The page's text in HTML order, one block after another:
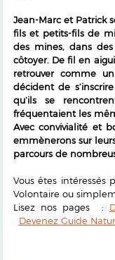
Jean-Marc et Patrick
fils et petits-fils de
des mines, dans
côtoyer. De fil en
retrouver comme
décident de
qu’ils se
fréquentaient les
Avec convivialité et
emmènerons sur
parcours de
Vous êtes intéressés
Volontaire ou
Lisez nos pages :
Devenez Guide